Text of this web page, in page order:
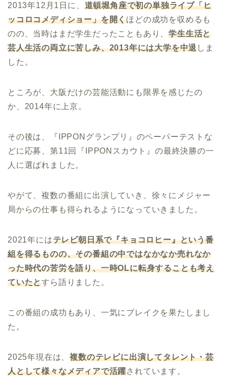
2013年12月1日に、 道頓堀角座で初の単独ライブ「ヒ
ッコロコメディショー」を開くほどの成功を収めるも
のの、当時はまだ学生だったこともあり、学生生活と
芸人生活の両立に苦しみ、2013年には大学を中退しま
した。
ところが、大阪だけの芸能活動にも限界を感じたの
か、2014年に上京。
その後は、『IPPONグランプリ』のペーパーテストな
どに応募、第11回『IPPONスカウト』の最終決勝の一
人に選ばれました。
やがて、複数の番組に出演していき、徐々にメジャー
局からの仕事も得られるようになっていきました。
2021年にはテレビ朝日系で『キョコロヒー』という番
組を得るものの、その番組の中ではなかなか売れなか
った時代の苦労を語り、一時OLに転身することも考え
ていたとすら語りました。
この番組の成功もあり、一気にブレイクを果たしまし
た。
2025年現在は、複数のテレビに出演してタレント・芸
人として様々なメディアで活躍されています。